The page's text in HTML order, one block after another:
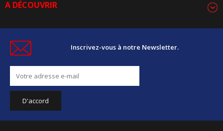
A DÉCOUVRIR
Inscrivez-vous à notre Newsletter.